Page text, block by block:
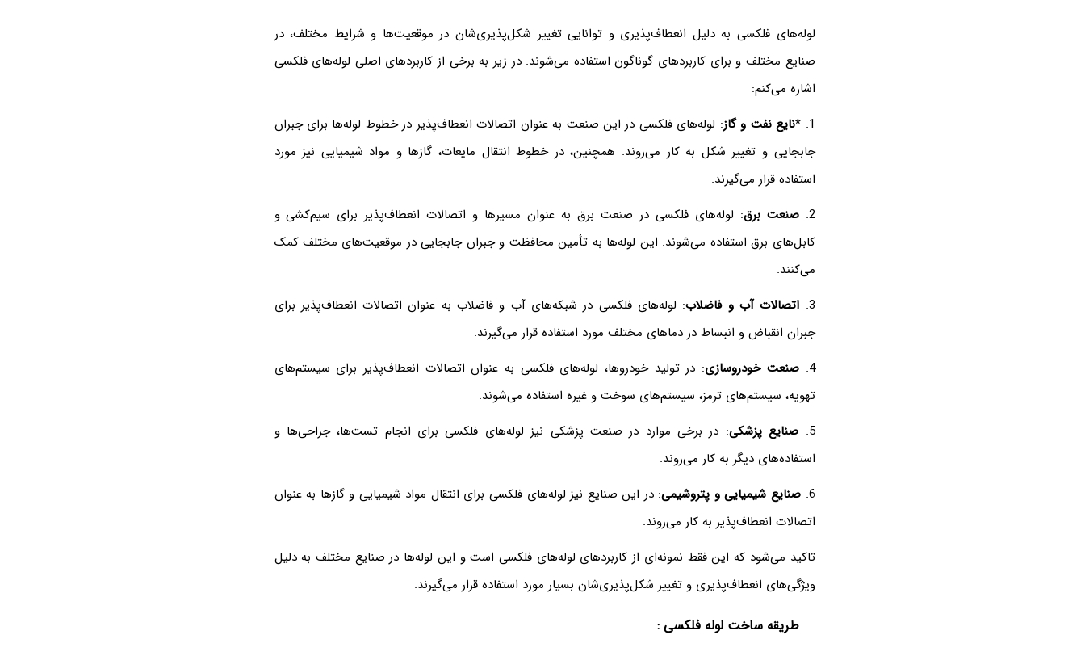
لوله‌های فلکسی به دلیل انعطاف‌پذیری و توانایی تغییر شکل‌پذیری‌شان در موقعیت‌ها و شرایط مختلف، در
صنایع مختلف و برای کاربردهای گوناگون استفاده می‌شوند. در زیر به برخی از کاربردهای اصلی لوله‌های فلکسی
اشاره می‌کنم:
1. *
نایع نفت و گاز: لوله‌های فلکسی در این صنعت به عنوان اتصالات انعطاف‌پذیر در خطوط لوله‌ها برای جبران
جابجایی و تغییر شکل به کار می‌روند. همچنین، در خطوط انتقال مایعات، گازها و مواد شیمیایی نیز مورد
استفاده قرار می‌گیرند.
2. صنعت برق: لوله‌های فلکسی در صنعت برق به عنوان مسیرها و اتصالات انعطاف‌پذیر برای سیم‌کشی و
کابل‌های برق استفاده می‌شوند. این لوله‌ها به تأمین محافظت و جبران جابجایی در موقعیت‌های مختلف کمک
می‌کنند.
3. اتصالات آب و فاضلاب: لوله‌های فلکسی در شبکه‌های آب و فاضلاب به عنوان اتصالات انعطاف‌پذیر برای
جبران انقباض و انبساط در دماهای مختلف مورد استفاده قرار می‌گیرند.
4. صنعت خودروسازی: در تولید خودروها، لوله‌های فلکسی به عنوان اتصالات انعطاف‌پذیر برای سیستم‌های
تهویه، سیستم‌های ترمز، سیستم‌های سوخت و غیره استفاده می‌شوند.
5. صنایع پزشکی: در برخی موارد در صنعت پزشکی نیز لوله‌های فلکسی برای انجام تست‌ها، جراحی‌ها و
استفاده‌های دیگر به کار می‌روند.
6. صنایع شیمیایی و پتروشیمی: در این صنایع نیز لوله‌های فلکسی برای انتقال مواد شیمیایی و گازها به عنوان
اتصالات انعطاف‌پذیر به کار می‌روند.
تاکید می‌شود که این فقط نمونه‌ای از کاربردهای لوله‌های فلکسی است و این لوله‌ها در صنایع مختلف به دلیل
ویژگی‌های انعطاف‌پذیری و تغییر شکل‌پذیری‌شان بسیار مورد استفاده قرار می‌گیرند.
طریقه ساخت لوله فلکسی :